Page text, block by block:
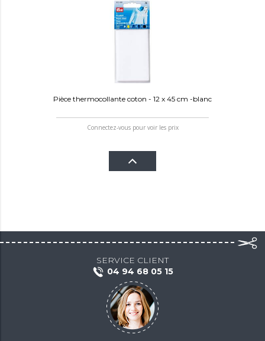
Pièce thermocollante coton - 12 x 45 cm -blanc
Connectez-vous pour voir les prix
SERVICE CLIENT
04 94 68 05 15